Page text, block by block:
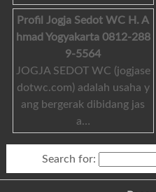
Profil Jogja Sedot WC H. A
hmad Yogyakarta 0812-288
9-5564
JOGJA SEDOT WC (jogjase
dotwc.com) adalah usaha y
ang bergerak dibidang jas
a…
Search for: